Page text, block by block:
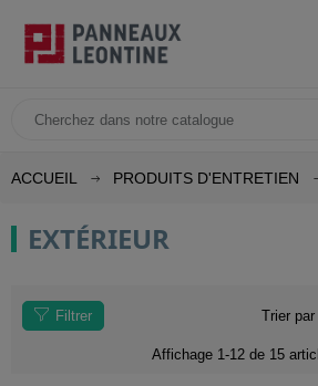
ACCUEIL PRODUITS D'ENTRETIEN
EXTÉRIEUR
Filtrer Trier par
Affichage 1-12 de 15